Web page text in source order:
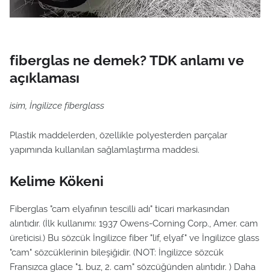
fiberglas ne demek? TDK anlamı ve
açıklaması
isim, İngilizce fiberglass
Plastik maddelerden, özellikle polyesterden parçalar
yapımında kullanılan sağlamlaştırma maddesi.
Kelime Kökeni
Fiberglas "cam elyafının tescilli adı" ticari markasından
alıntıdır. (İlk kullanımı: 1937 Owens-Corning Corp., Amer. cam
üreticisi.) Bu sözcük İngilizce fiber "lif, elyaf" ve İngilizce glass
"cam" sözcüklerinin bileşiğidir. (NOT: İngilizce sözcük
Fransızca glace "1. buz, 2. cam" sözcüğünden alıntıdır. ) Daha